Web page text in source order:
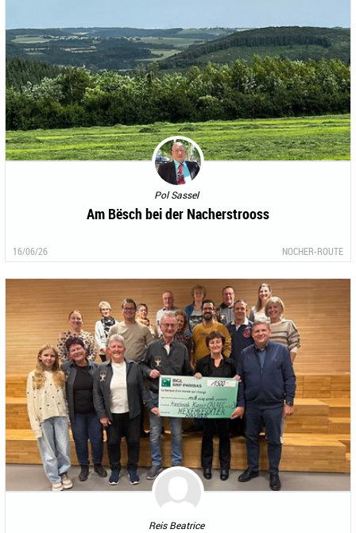
Pol Sassel
Am Bësch bei der Nacherstrooss
16/06/26 NOCHER-ROUTE
Reis Beatrice